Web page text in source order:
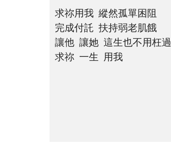
求祢用我 縱然孤單困阻
完成付託 扶持弱老肌餓
讓他 讓她 這生也不用枉過
求祢 一生 用我